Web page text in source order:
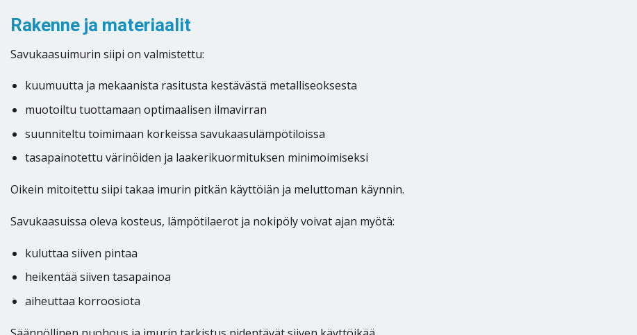
Rakenne ja materiaalit
Savukaasuimurin siipi on valmistettu:
kuumuutta ja mekaanista rasitusta kestävästä metalliseoksesta
muotoiltu tuottamaan optimaalisen ilmavirran
suunniteltu toimimaan korkeissa savukaasulämpötiloissa
tasapainotettu värinöiden ja laakerikuormituksen minimoimiseksi
Oikein mitoitettu siipi takaa imurin pitkän käyttöiän ja meluttoman käynnin.
Savukaasuissa oleva kosteus, lämpötilaerot ja nokipöly voivat ajan myötä:
kuluttaa siiven pintaa
heikentää siiven tasapainoa
aiheuttaa korroosiota